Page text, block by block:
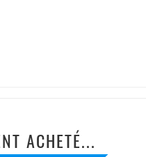
ACHETÉ...